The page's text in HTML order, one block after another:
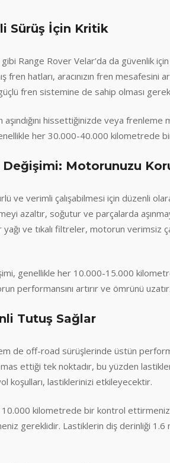
Sürüş İçin Kritik
Range Rover Velar’da da güvenlik
fren hatları, aracınızın fren
fren sistemine de sahip olması
aşındığını hissettiğinizde veya
her 30.000-40.000 kilometrede
Motorunuzu
ve verimli çalışabilmesi için düzenli
azaltır, soğutur ve parçalarda
ve tıkalı filtreler, motorun verimsiz
genellikle her 10.000-15.000
performansını artırır ve ömrünü uzatır.
Tutuş Sağlar
de off-road sürüşlerinde üstün
ettiği tek noktadır, bu yüzden
koşulları, lastiklerinizi etkileyecektir.
kilometrede bir kontrol
gereklidir. Lastiklerin diş derinliği 1.6